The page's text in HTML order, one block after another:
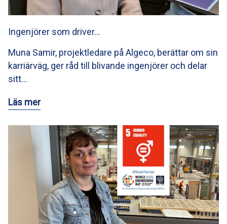
Ingenjörer som driver…
Muna Samir, projektledare på Algeco, berättar om sin
karriärväg, ger råd till blivande ingenjörer och delar
sitt…
Läs mer